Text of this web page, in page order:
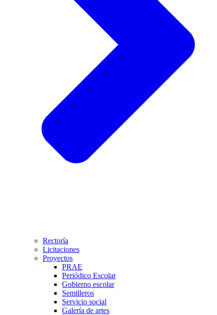
Rectoría
Licitaciones
Proyectos
PRAE
Periódico Escolar
Gobierno escolar
Semilleros
Servicio social
Galería de artes